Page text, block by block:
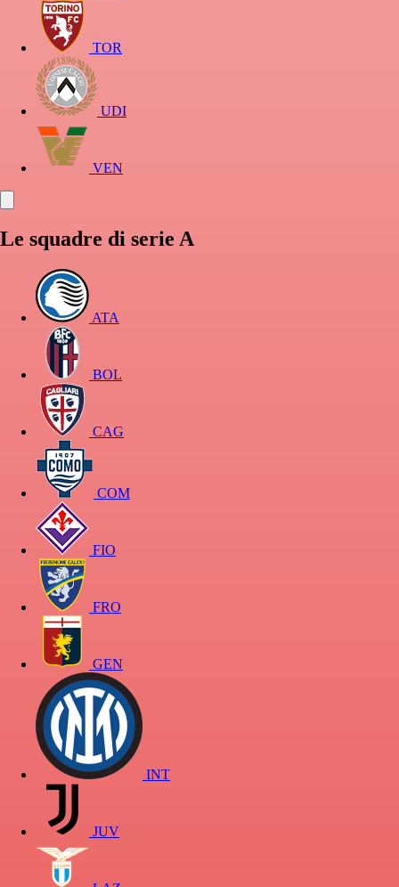
TOR
UDI
VEN
Le squadre di serie A
ATA
BOL
CAG
COM
FIO
FRO
GEN
INT
JUV